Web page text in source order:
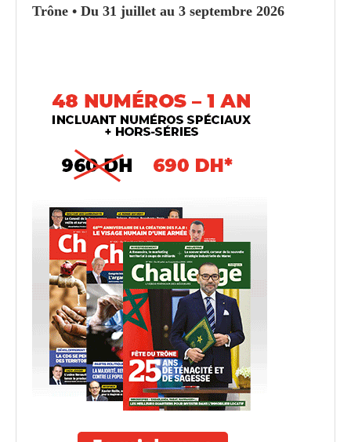
Trône • Du 31 juillet au 3 septembre 2026